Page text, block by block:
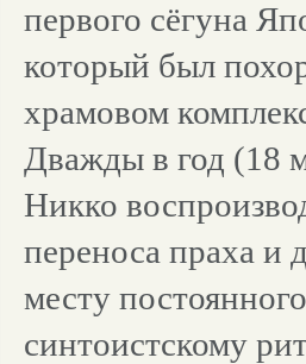
первого сёгуна
который был
храмовом
Дважды в год (18
Никко
переноса праха и
месту
синтоистскому